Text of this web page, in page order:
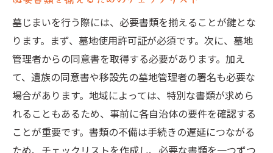
手続き完了後の確認事項
相談窓口の利用方法とサポート
墓じまい後の供養方法をどう選ぶか
新たな供養場所の選定基準
永代供養のメリットとデメリット
納骨堂の選び方と比較
自然葬の選択肢とその流行
供養方法に関する家族の意見をまとめる方
墓じまいを行う際には、必要書類を揃えることが鍵とな
ります。まず、墓地使用許可証が必須です。次に、墓地
管理者からの同意書を取得する必要があります。加え
て、遺族の同意書や移設先の墓地管理者の署名も必要な
場合があります。地域によっては、特別な書類が求めら
れることもあるため、事前に各自治体の要件を確認する
ことが重要です。書類の不備は手続きの遅延につながる
ため、チェックリストを作成し、必要な書類を一つずつ